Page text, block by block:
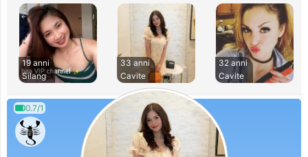
19 anni
Silang
33 anni
Cavite
32 anni
Cavite
0.7/1